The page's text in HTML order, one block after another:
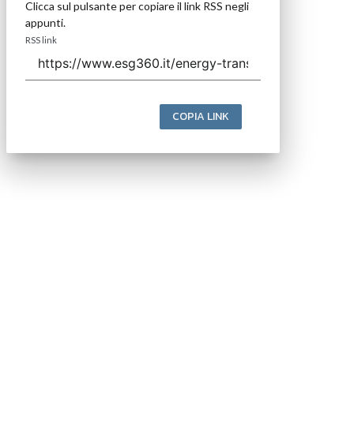
Clicca sul pulsante per copiare il link RSS negli
appunti.
RSS link
COPIA LINK